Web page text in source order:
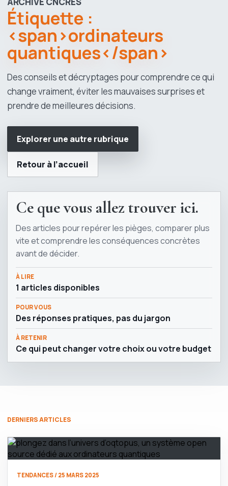
Étiquette :
<span>ordinateurs
quantiques</span>
Des conseils et décryptages pour comprendre ce qui
change vraiment, éviter les mauvaises surprises et
prendre de meilleures décisions.
Explorer une autre rubrique
Retour à l’accueil
Ce que vous allez trouver ici.
Des articles pour repérer les pièges, comparer plus
vite et comprendre les conséquences concrètes
avant de décider.
À LIRE
1 articles disponibles
POUR VOUS
Des réponses pratiques, pas du jargon
À RETENIR
Ce qui peut changer votre choix ou votre budget
DERNIERS ARTICLES
TENDANCES / 25 MARS 2025